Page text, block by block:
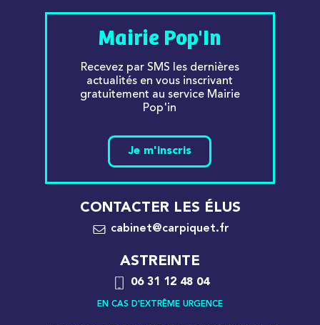
Mairie Pop'In
Recevez par SMS les dernières
actualités en vous inscrivant
gratuitement au service Mairie
Pop'in
Je m'inscris
CONTACTER LES ÉLUS
cabinet@carpiquet.fr
ASTREINTE
06 31 12 48 04
EN CAS D'EXTRÊME URGENCE